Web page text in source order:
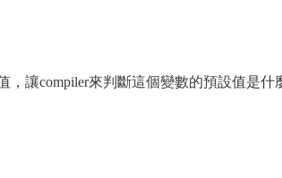
讓compiler來判斷這個變數的預設值是